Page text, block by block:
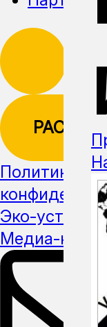
Политика
Эко-
Медиа-кит